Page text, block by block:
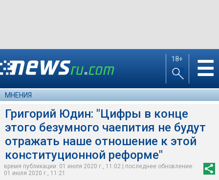
18+ ☰
МНЕНИЯ
Григорий Юдин: "Цифры в конце
этого безумного чаепития не будут
отражать наше отношение к этой
конституционной реформе"
время публикации: 01 июля 2020 г., 11:02 | последнее обновление:
01 июля 2020 г., 11:21